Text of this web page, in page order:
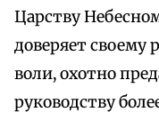
Царству
доверяет своему
воли, охотно
руководству